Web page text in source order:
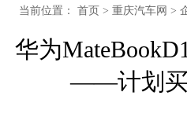
当前位置：首页 >重庆汽车网 >
华为
——计划买